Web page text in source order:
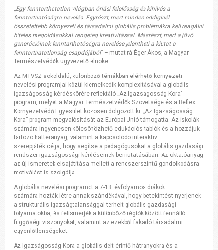
„Egy fenntarthatatlan világban óriási felelősség és kihívás a
fenntarthatóságra nevelés. Egyrészt, mert minden eddiginél
összetettebb környezeti és társadalmi globális problémákra kell reagálni
hiteles megoldásokkal, rengeteg kreativitással. Másrészt, mert a jövő
generációinak fenntarthatóságra nevelése jelentheti a kiutat a
fenntarthatatlanság csapdájából” – mutat rá Éger Ákos, a Magyar
Természetvédők ügyvezető elnöke.
Az MTVSZ sokoldalú, különböző témákban elérhető környezeti
nevelési programjai közül kiemelkedik komplexitásával a globális
igazságosság kérdéskörére reflektáló „Az Igazságosság Kora”
program, melyet a Magyar Természetvédők Szövetsége és a Reflex
Környezetvédő Egyesület közösen dolgozott ki. „Az Igazságosság
Kora” program megvalósítását az Európai Unió támogatta. Az iskolák
számára ingyenesen kölcsönözhető edukációs tablók és a hozzájuk
tartozó háttéranyag, valamint a kapcsolódó interaktív
szerepjáték célja, hogy segítse a pedagógusokat a globális gazdasági
rendszer igazságossági kérdéseinek bemutatásában. Az oktatóanyag
az új ismeretek elsajátítása mellett a rendszerszintű gondolkodásra
motiválást is szolgálja.
A globális nevelési programot a 7-13. évfolyamos diákok
számára hozták létre annak szándékával, hogy betekintést nyerjenek
a strukturális igazságtalansággal terhelt globális gazdasági
folyamatokba, és felismerjék a különböző régiók között fennálló
függőségi viszonyokat, valamint az ezekből fakadó társadalmi
egyenlőtlenségeket.
Az Igazságosság Kora a globális délt érintő hátrányokra és a